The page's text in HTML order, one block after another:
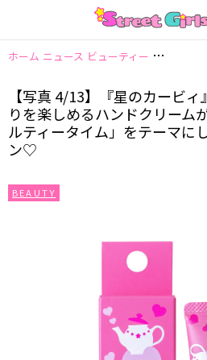
ホーム ニュース ビューティー 【写真 4/
【写真 4/13】『星のカービ
りを楽しめるハンドクリーム
ルティータイム」をテーマに
ン♡
BEAUTY